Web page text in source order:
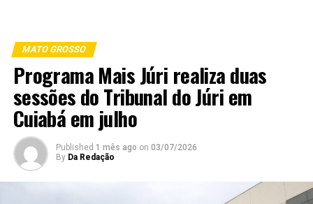
MATO GROSSO
Programa Mais Júri realiza duas
sessões do Tribunal do Júri em
Cuiabá em julho
Published 1 mês ago on 03/07/2026
By Da Redação